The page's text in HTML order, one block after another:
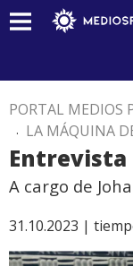
PORTAL MEDIOS
. LA MÁQUINA
Entrevista
A cargo de
31.10.2023 |